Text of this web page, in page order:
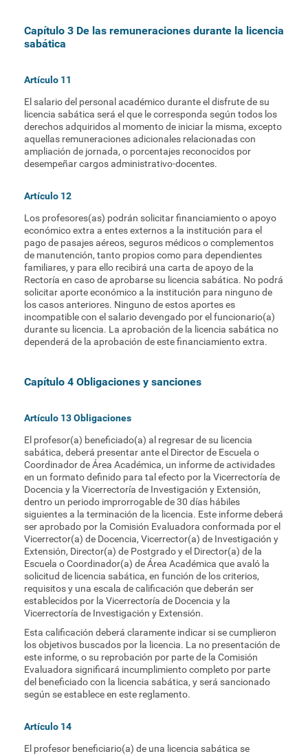
Capítulo 3 De las remuneraciones durante la licencia
sabática
Artículo 11
El salario del personal académico durante el disfrute de su
licencia sabática será el que le corresponda según todos los
derechos adquiridos al momento de iniciar la misma, excepto
aquellas remuneraciones adicionales relacionadas con
ampliación de jornada, o porcentajes reconocidos por
desempeñar cargos administrativo-docentes.
Artículo 12
Los profesores(as) podrán solicitar financiamiento o apoyo
económico extra a entes externos a la institución para el
pago de pasajes aéreos, seguros médicos o complementos
de manutención, tanto propios como para dependientes
familiares, y para ello recibirá una carta de apoyo de la
Rectoría en caso de aprobarse su licencia sabática. No podrá
solicitar aporte económico a la institución para ninguno de
los casos anteriores. Ninguno de estos aportes es
incompatible con el salario devengado por el funcionario(a)
durante su licencia. La aprobación de la licencia sabática no
dependerá de la aprobación de este financiamiento extra.
Capítulo 4 Obligaciones y sanciones
Artículo 13 Obligaciones
El profesor(a) beneficiado(a) al regresar de su licencia
sabática, deberá presentar ante el Director de Escuela o
Coordinador de Área Académica, un informe de actividades
en un formato definido para tal efecto por la Vicerrectoría de
Docencia y la Vicerrectoría de Investigación y Extensión,
dentro un periodo improrrogable de 30 días hábiles
siguientes a la terminación de la licencia. Este informe deberá
ser aprobado por la Comisión Evaluadora conformada por el
Vicerrector(a) de Docencia, Vicerrector(a) de Investigación y
Extensión, Director(a) de Postgrado y el Director(a) de la
Escuela o Coordinador(a) de Área Académica que avaló la
solicitud de licencia sabática, en función de los criterios,
requisitos y una escala de calificación que deberán ser
establecidos por la Vicerrectoría de Docencia y la
Vicerrectoría de Investigación y Extensión.
Esta calificación deberá claramente indicar si se cumplieron
los objetivos buscados por la licencia. La no presentación de
este informe, o su reprobación por parte de la Comisión
Evaluadora significará incumplimiento completo por parte
del beneficiado con la licencia sabática, y será sancionado
según se establece en este reglamento.
Artículo 14
El profesor beneficiario(a) de una licencia sabática se